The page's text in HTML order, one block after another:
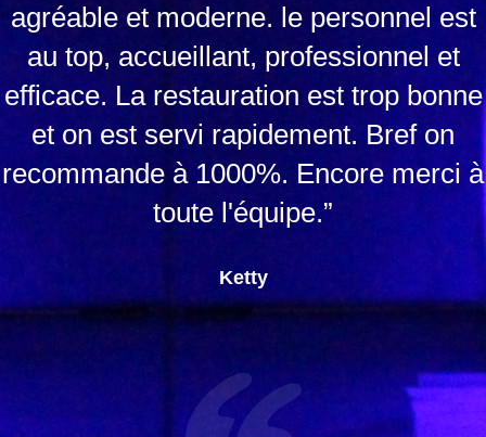
agréable et moderne. le personnel est
au top, accueillant, professionnel et
efficace. La restauration est trop bonne
et on est servi rapidement. Bref on
recommande à 1000%. Encore merci à
toute l'équipe.”
Ketty